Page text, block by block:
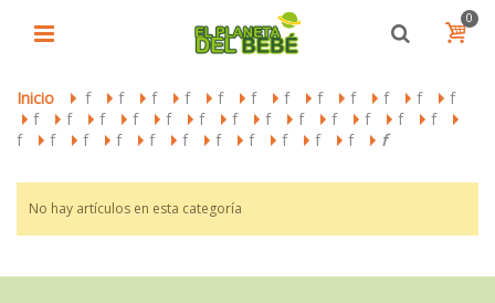
0
Inicio > f > f > f > f > f > f > f > f > f > f > f > f
> f > f > f > f > f > f > f > f > f > f > f > f > f >
f > f > f > f > f > f > f > f > f > f > f > f
No hay artículos en esta categoría